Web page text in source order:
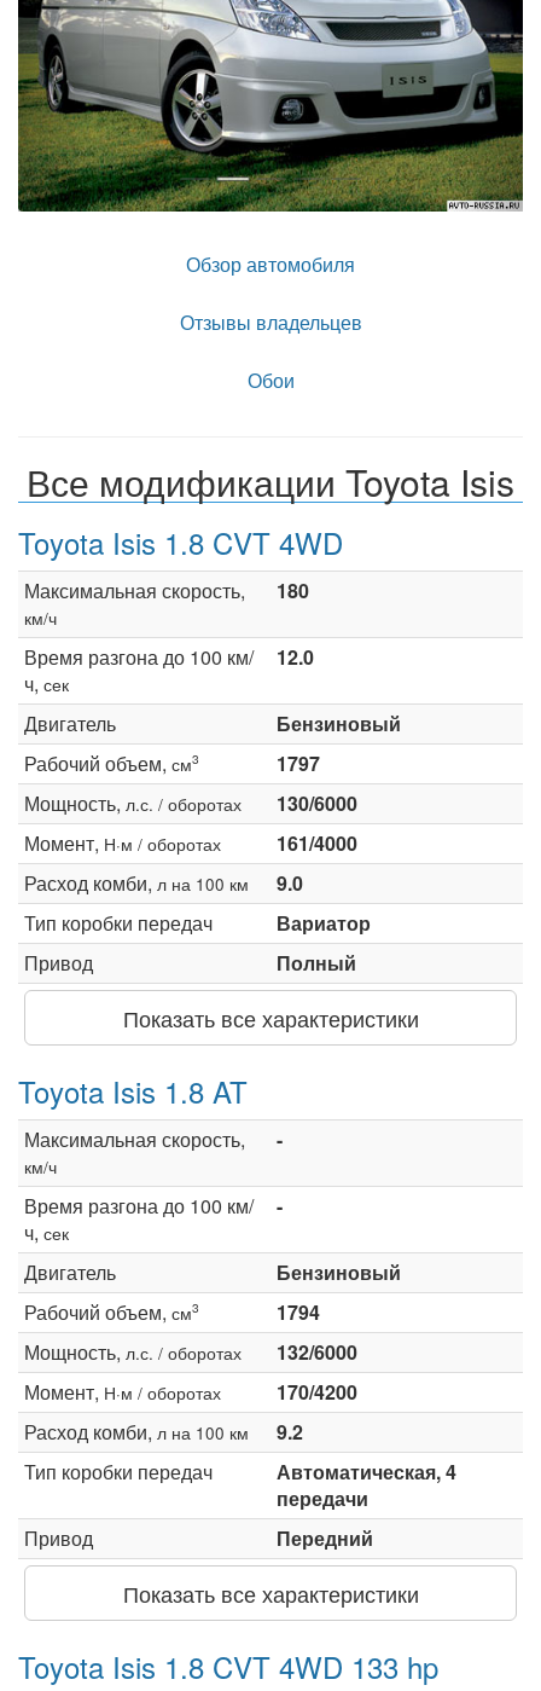
Обзор автомобиля
Отзывы владельцев
Обои
Все модификации Toyota Isis
Toyota Isis 1.8 CVT 4WD
Максимальная скорость,
км/ч
180
Время разгона до 100 км/
ч, сек
12.0
Двигатель
Бензиновый
Рабочий объем, см3
1797
Мощность, л.с. / оборотах
130/6000
Момент, Н·м / оборотах
161/4000
Расход комби, л на 100 км
9.0
Тип коробки передач
Вариатор
Привод
Полный
Показать все характеристики
Toyota Isis 1.8 AT
Максимальная скорость,
км/ч
-
Время разгона до 100 км/
ч, сек
-
Двигатель
Бензиновый
Рабочий объем, см3
1794
Мощность, л.с. / оборотах
132/6000
Момент, Н·м / оборотах
170/4200
Расход комби, л на 100 км
9.2
Тип коробки передач
Автоматическая, 4
передачи
Привод
Передний
Показать все характеристики
Toyota Isis 1.8 CVT 4WD 133 hp